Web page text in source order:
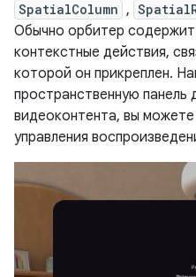
SpatialColumn ,
Обычно орбитер содержит
контекстные действия,
которой он прикреплен.
пространственную панель
видеоконтента, вы
управления